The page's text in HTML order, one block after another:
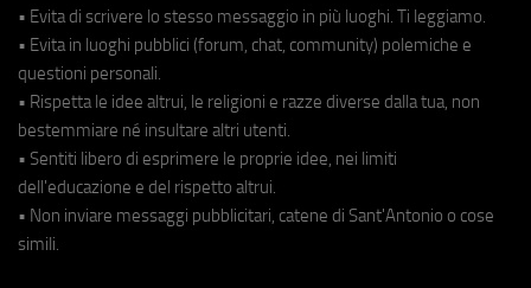
• Evita di scrivere lo stesso messaggio in più luoghi. Ti leggiamo.
• Evita in luoghi pubblici (forum, chat, community) polemiche e
questioni personali.
• Rispetta le idee altrui, le religioni e razze diverse dalla tua, non
bestemmiare né insultare altri utenti.
• Sentiti libero di esprimere le proprie idee, nei limiti
dell'educazione e del rispetto altrui.
• Non inviare messaggi pubblicitari, catene di Sant'Antonio o cose
simili.